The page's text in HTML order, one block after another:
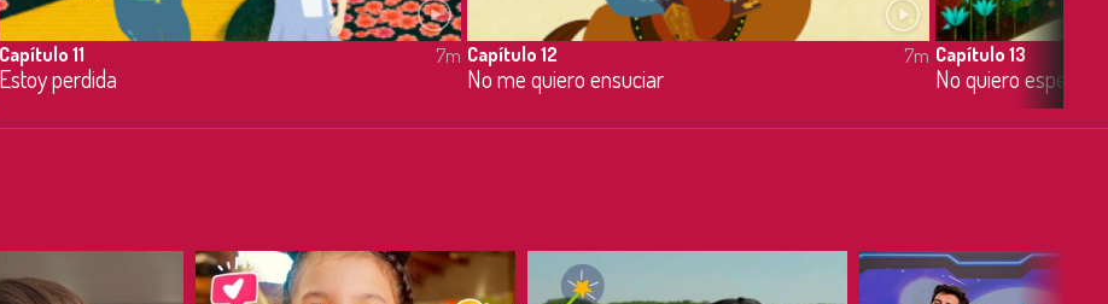
Capítulo 11
Estoy perdida
7m Capítulo 12
No me quiero ensuciar
7m Capítulo 13
No quiero esperar